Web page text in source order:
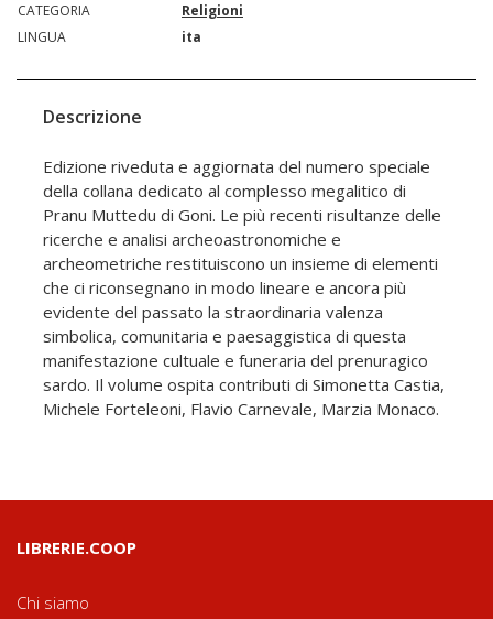
CATEGORIA
Religioni
LINGUA
ita
Descrizione
Edizione riveduta e aggiornata del numero speciale
della collana dedicato al complesso megalitico di
Pranu Muttedu di Goni. Le più recenti risultanze delle
ricerche e analisi archeoastronomiche e
archeometriche restituiscono un insieme di elementi
che ci riconsegnano in modo lineare e ancora più
evidente del passato la straordinaria valenza
simbolica, comunitaria e paesaggistica di questa
manifestazione cultuale e funeraria del prenuragico
sardo. Il volume ospita contributi di Simonetta Castia,
Michele Forteleoni, Flavio Carnevale, Marzia Monaco.
LIBRERIE.COOP
Chi siamo